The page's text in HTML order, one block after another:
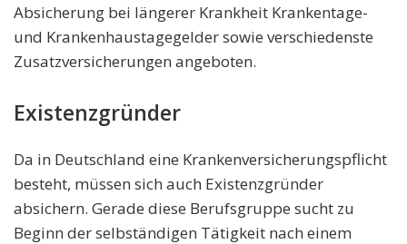
Absicherung bei längerer Krankheit Krankentage-
und Krankenhaustagegelder sowie verschiedenste
Zusatzversicherungen angeboten.
Existenzgründer
Da in Deutschland eine Krankenversicherungspflicht
besteht, müssen sich auch Existenzgründer
absichern. Gerade diese Berufsgruppe sucht zu
Beginn der selbständigen Tätigkeit nach einem